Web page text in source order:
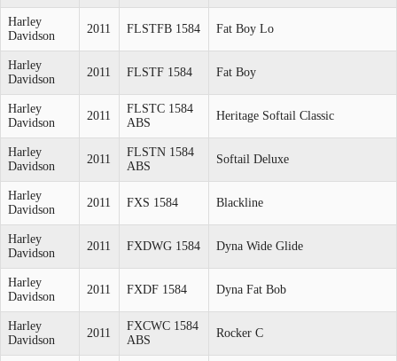
Harley
Davidson
2011 FLSTFB 1584 Fat Boy Lo
Harley
Davidson
2011 FLSTF 1584 Fat Boy
Harley
Davidson
2011
FLSTC 1584
ABS
Heritage Softail Classic
Harley
Davidson
2011
FLSTN 1584
ABS
Softail Deluxe
Harley
Davidson
2011 FXS 1584 Blackline
Harley
Davidson
2011 FXDWG 1584 Dyna Wide Glide
Harley
Davidson
2011 FXDF 1584 Dyna Fat Bob
Harley
Davidson
2011
FXCWC 1584
ABS
Rocker C